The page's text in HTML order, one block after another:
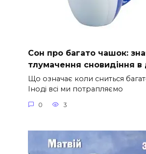
Сон про багато чашок:
тлумачення сновидіння в
Що означає коли сниться
Іноді всі ми потрапляємо
0 3